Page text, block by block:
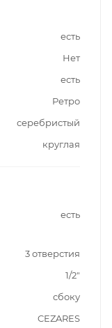
есть
Нет
есть
Ретро
серебристый
круглая
есть
3 отверстия
1/2"
сбоку
CEZARES